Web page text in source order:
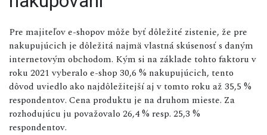
Pre majiteľov e-shopov môže byť dôležité zistenie, že pre
nakupujúcich je dôležitá najmä vlastná skúsenosť s daným
internetovým obchodom. Kým si na základe tohto faktoru v
roku 2021 vyberalo e-shop 30,6 % nakupujúcich, tento
dôvod uviedlo ako najdôležitejší aj v tomto roku až 35,5 %
respondentov. Cena produktu je na druhom mieste. Za
rozhodujúcu ju považovalo 26,4 % resp. 25,3 %
respondentov.